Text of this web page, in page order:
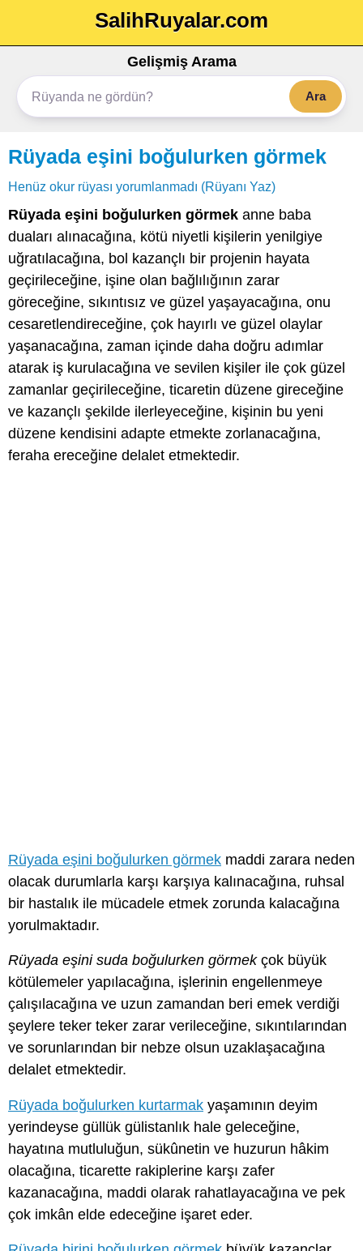
SalihRuyalar.com
Gelişmiş Arama
Ara
Rüyada eşini boğulurken görmek
Henüz okur rüyası yorumlanmadı (Rüyanı Yaz)
Rüyada eşini boğulurken görmek anne baba
duaları alınacağına, kötü niyetli kişilerin yenilgiye
uğratılacağına, bol kazançlı bir projenin hayata
geçirileceğine, işine olan bağlılığının zarar
göreceğine, sıkıntısız ve güzel yaşayacağına, onu
cesaretlendireceğine, çok hayırlı ve güzel olaylar
yaşanacağına, zaman içinde daha doğru adımlar
atarak iş kurulacağına ve sevilen kişiler ile çok güzel
zamanlar geçirileceğine, ticaretin düzene gireceğine
ve kazançlı şekilde ilerleyeceğine, kişinin bu yeni
düzene kendisini adapte etmekte zorlanacağına,
feraha ereceğine delalet etmektedir.
Rüyada eşini boğulurken görmek maddi zarara neden
olacak durumlarla karşı karşıya kalınacağına, ruhsal
bir hastalık ile mücadele etmek zorunda kalacağına
yorulmaktadır.
Rüyada eşini suda boğulurken görmekçok büyük
kötülemeler yapılacağına, işlerinin engellenmeye
çalışılacağına ve uzun zamandan beri emek verdiği
şeylere teker teker zarar verileceğine, sıkıntılarından
ve sorunlarından bir nebze olsun uzaklaşacağına
delalet etmektedir.
Rüyada boğulurken kurtarmak yaşamının deyim
yerindeyse güllük gülistanlık hale geleceğine,
hayatına mutluluğun, sükûnetin ve huzurun hâkim
olacağına, ticarette rakiplerine karşı zafer
kazanacağına, maddi olarak rahatlayacağına ve pek
çok imkân elde edeceğine işaret eder.